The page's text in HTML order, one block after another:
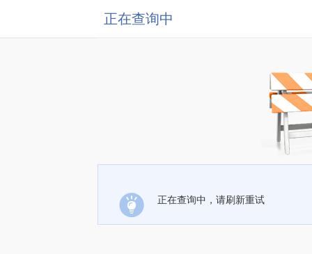
正在查询中
正在查询中，请刷新重试